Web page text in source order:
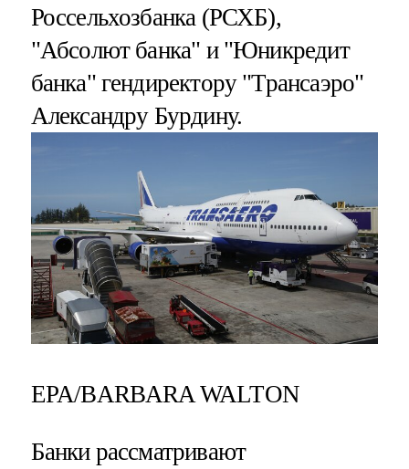
Россельхозбанка (РСХБ),
"Абсолют банка" и "Юникредит
банка" гендиректору "Трансаэро"
Александру Бурдину.
EPA/BARBARA WALTON
Банки рассматривают